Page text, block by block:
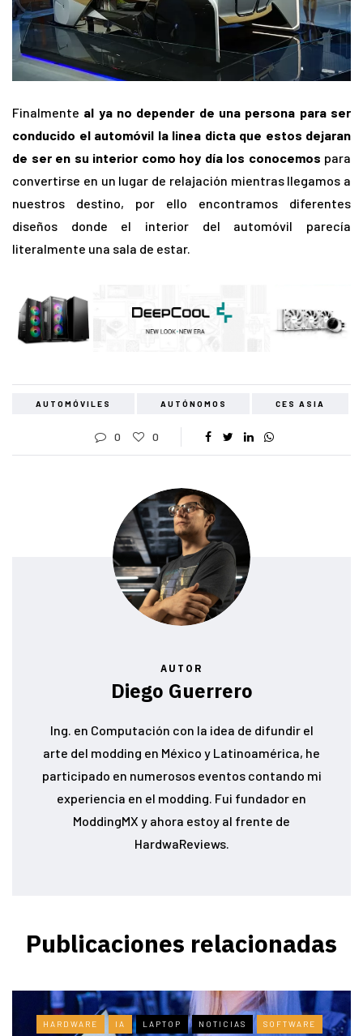
Finalmente al ya no depender de una persona para ser
conducido el automóvil la linea dicta que estos dejaran
de ser en su interior como hoy día los conocemos para
convertirse en un lugar de relajación mientras llegamos a
nuestros destino, por ello encontramos diferentes
diseños donde el interior del automóvil parecía
literalmente una sala de estar.
AUTOMÓVILES AUTÓNOMOS CES ASIA
0 0
AUTOR
Diego Guerrero
Ing. en Computación con la idea de difundir el
arte del modding en México y Latinoamérica, he
participado en numerosos eventos contando mi
experiencia en el modding. Fui fundador en
ModdingMX y ahora estoy al frente de
HardwaReviews.
Publicaciones relacionadas
HARDWARE IA LAPTOP NOTICIAS SOFTWARE